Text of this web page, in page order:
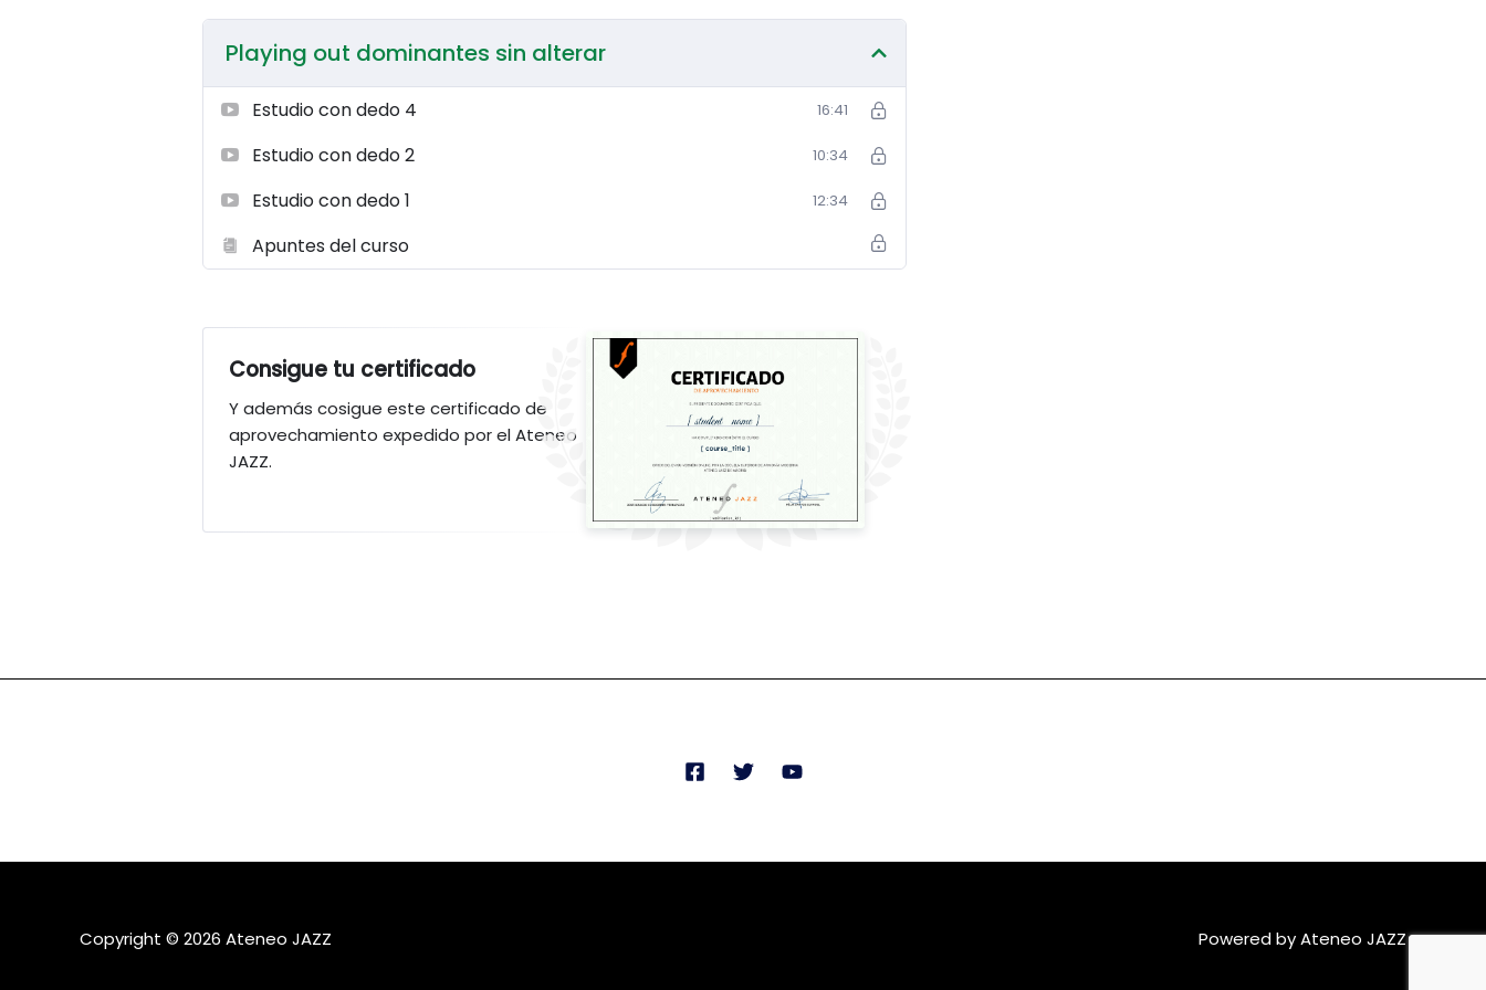
acordes de dominante sin alterar!
Playing out dominantes sin alterar
Estudio con dedo 4 16:41
Estudio con dedo 2 10:34
Estudio con dedo 1 12:34
Apuntes del curso
Consigue tu certificado
Y además cosigue este certificado de
aprovechamiento expedido por el Ateneo
JAZZ.
Copyright © 2026 Ateneo JAZZ Powered by Ateneo JAZZ